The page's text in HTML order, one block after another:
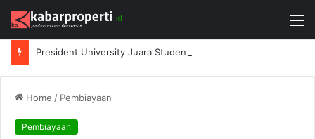
Home / Pembiayaan
Pembiayaan